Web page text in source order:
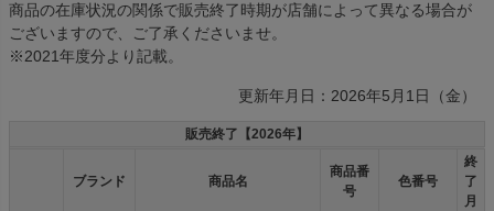
商品の在庫状況の関係で販売終了時期が店舗によって異なる場合が
ございますので、ご了承くださいませ。
※2021年度分より記載。
更新年月日：2026年5月1日（金）
販売終了【2026年】
ブランド 商品名
商品番
号
色番号
終
了
月